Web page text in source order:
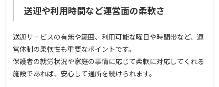
送迎や利用時間など運営面の柔軟さ
送迎サービスの有無や範囲、利用可能な曜日や時間帯など、運
営体制の柔軟性も重要なポイントです。
保護者の就労状況や家庭の事情に応じて柔軟に対応してくれる
施設であれば、安心して通所を続けられます。